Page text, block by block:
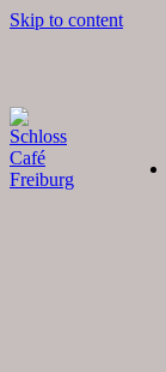
Skip to content